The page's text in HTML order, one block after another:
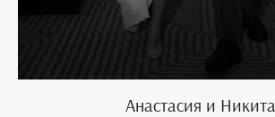
Анастасия и Никита